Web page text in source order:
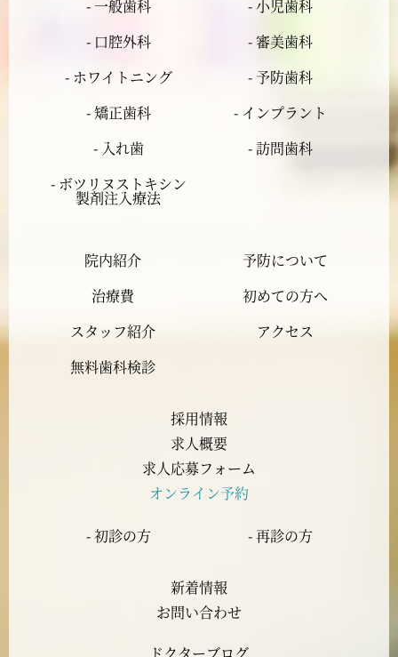
2024年2月
2023年11月
2023年8月
2023年7月
2023年4月
- 一般歯科
- 小児歯科
- 口腔外科
- 審美歯科
- ホワイトニング
- 予防歯科
- 矯正歯科
- インプラント
- 入れ歯
- 訪問歯科
- ボツリヌストキシン
製剤注入療法
院内紹介
予防について
治療費
初めての方へ
スタッフ紹介
アクセス
無料歯科検診
採用情報
求人概要
求人応募フォーム
オンライン予約
- 初診の方 - 再診の方
新着情報
お問い合わせ